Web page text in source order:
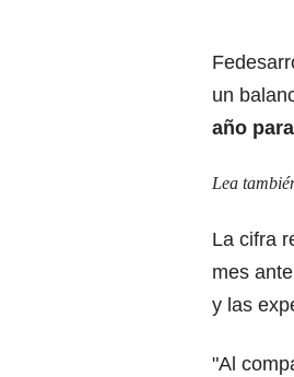
un
año
Lea
La cifra
mes
y las
"Al